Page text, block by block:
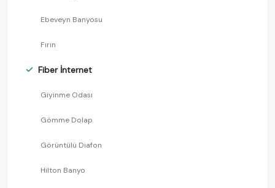
Ebeveyn Banyosu
Fırın
Fiber İnternet
Giyinme Odası
Gömme Dolap
Görüntülü Diafon
Hilton Banyo